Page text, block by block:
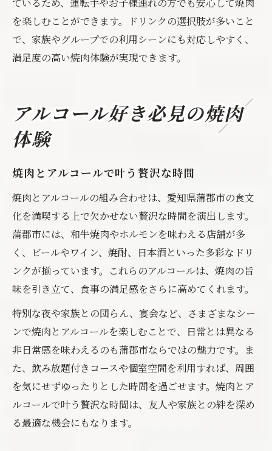
を楽しむことができます。ドリンクの選択肢が多いこと
で、家族やグループでの利用シーンにも対応しやすく、
満足度の高い焼肉体験が実現できます。
アルコール好き必見の焼肉
体験
焼肉とアルコールで叶う贅沢な時間
焼肉とアルコールの組み合わせは、愛知県蒲郡市の食文
化を満喫する上で欠かせない贅沢な時間を演出します。
蒲郡市には、和牛焼肉やホルモンを味わえる店舗が多
く、ビールやワイン、焼酎、日本酒といった多彩なドリ
ンクが揃っています。これらのアルコールは、焼肉の旨
味を引き立て、食事の満足感をさらに高めてくれます。
特別な夜や家族との団らん、宴会など、さまざまなシー
ンで焼肉とアルコールを楽しむことで、日常とは異なる
非日常感を味わえるのも蒲郡市ならではの魅力です。ま
た、飲み放題付きコースや個室空間を利用すれば、周囲
を気にせずゆったりとした時間を過ごせます。焼肉とア
ルコールで叶う贅沢な時間は、友人や家族との絆を深め
る最適な機会にもなります。